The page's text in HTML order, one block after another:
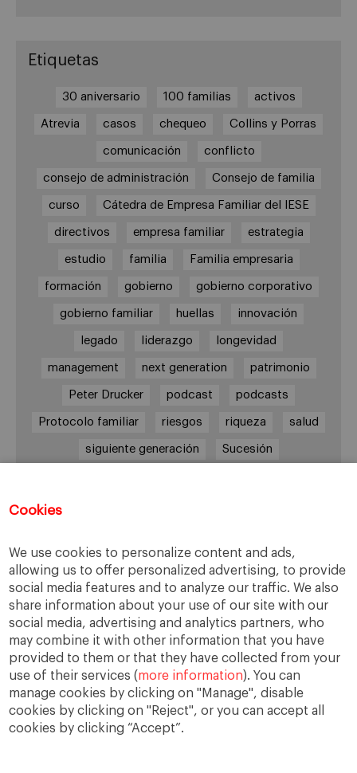
Cookies
We use cookies to personalize content and ads,
allowing us to offer personalized advertising, to provide
social media features and to analyze our traffic. We also
share information about your use of our site with our
social media, advertising and analytics partners, who
may combine it with other information that you have
provided to them or that they have collected from your
use of their services (more information). You can
manage cookies by clicking on "Manage", disable
cookies by clicking on "Reject", or you can accept all
cookies by clicking “Accept”.
Etiquetas
30 aniversario 100 familias activos
Atrevia casos chequeo Collins y Porras
comunicación conflicto
consejo de administración Consejo de familia
curso Cátedra de Empresa Familiar del IESE
directivos empresa familiar estrategia
estudio familia Familia empresaria
formación gobierno gobierno corporativo
gobierno familiar huellas innovación
legado liderazgo longevidad
management next generation patrimonio
Peter Drucker podcast podcasts
Protocolo familiar riesgos riqueza salud
siguiente generación Sucesión
Enlaces
Cátedra de Empresa Familiar
IESE Insight
Videoteca de Empresa Familiar